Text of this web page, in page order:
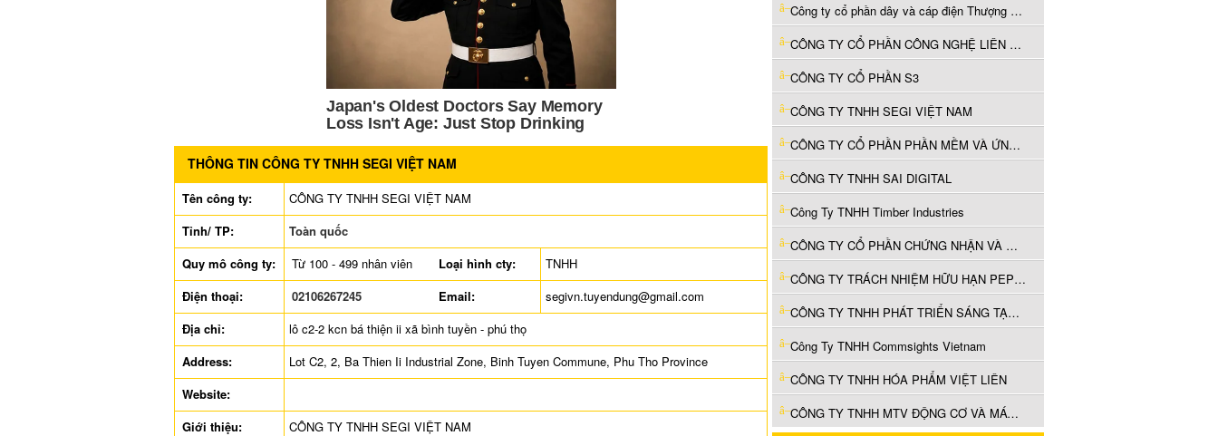
THÔNG TIN CÔNG TY TNHH SEGI VIỆT NAM
Tên công ty:
CÔNG TY TNHH SEGI VIỆT NAM
Tỉnh/ TP:
Toàn quốc
Quy mô công ty:
Từ 100 - 499 nhân viên Loại hình cty:
TNHH
Điện thoại:
02106267245 Email:
segivn.tuyendung@gmail.com
Địa chỉ:
lô c2-2 kcn bá thiện ii xã bình tuyền - phú thọ
Address:
Lot C2, 2, Ba Thien Ii Industrial Zone, Binh Tuyen Commune, Phu Tho Province
Website:
Giới thiệu:
CÔNG TY TNHH SEGI VIỆT NAM
Công ty cổ phần dây và cáp điện Thượng Đình
CÔNG TY CỔ PHẦN CÔNG NGHỆ LIÊN KẾT TRUYỀN THÔNG
CÔNG TY CỔ PHẦN S3
CÔNG TY TNHH SEGI VIỆT NAM
CÔNG TY CỔ PHẦN PHẦN MỀM VÀ ỨNG DỤNG SUNHOUSE
CÔNG TY TNHH SAI DIGITAL
Công Ty TNHH Timber Industries
CÔNG TY CỔ PHẦN CHỨNG NHẬN VÀ GIÁM ĐỊNH VIC
CÔNG TY TRÁCH NHIỆM HỮU HẠN PEPPERL + FUCHS (VIỆT NAM)
CÔNG TY TNHH PHÁT TRIỂN SÁNG TẠO THE WILD GEESE
Công Ty TNHH Commsights Vietnam
CÔNG TY TNHH HÓA PHẨM VIỆT LIÊN
CÔNG TY TNHH MTV ĐỘNG CƠ VÀ MÁY NÔNG NGHIỆP MIỀN NAM